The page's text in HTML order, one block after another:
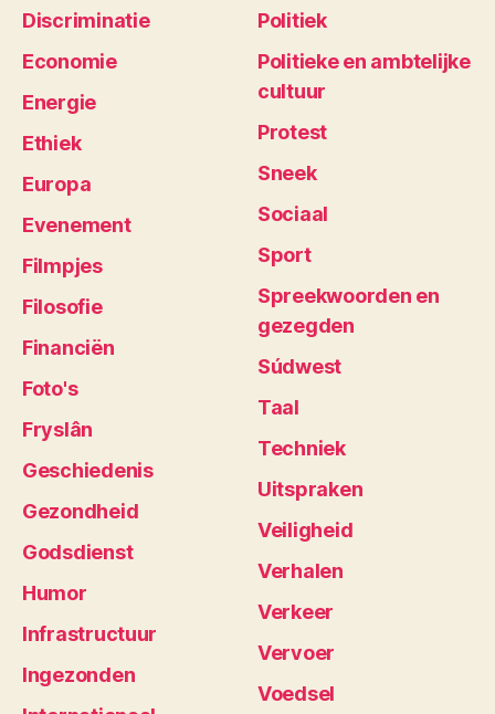
Discriminatie
Economie
Energie
Ethiek
Europa
Evenement
Filmpjes
Filosofie
Financiën
Foto's
Fryslân
Geschiedenis
Gezondheid
Godsdienst
Humor
Infrastructuur
Ingezonden
Politiek
Politieke en ambtelijke
cultuur
Protest
Sneek
Sociaal
Sport
Spreekwoorden en
gezegden
Súdwest
Taal
Techniek
Uitspraken
Veiligheid
Verhalen
Verkeer
Vervoer
Voedsel